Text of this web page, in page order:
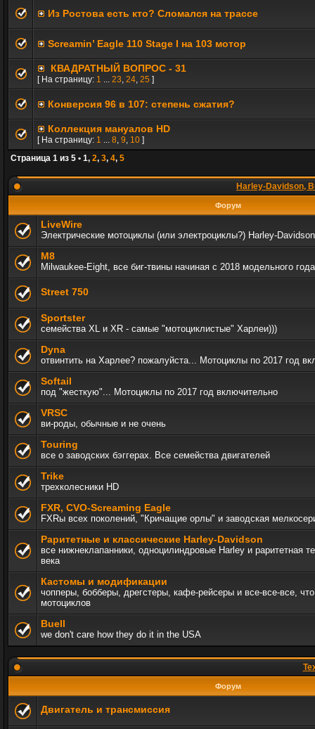
Из Ростова есть кто? Сломался на трассе
Screamin’ Eagle 110 Stage I на 103 мотор
КВАДРАТНЫЙ ВОПРОС - 31
[ На страницу: 1 ... 23, 24, 25 ]
Конверсия 96 в 107: степень сжатия?
Коллекция мануалов HD
[ На страницу: 1 ... 8, 9, 10 ]
Страница 1 из 5 • 1, 2, 3, 4, 5
Harley-Davidson,
Форум
LiveWire
Электрические мотоциклы (или электроциклы?) Harley-Davidson
M8
Milwaukee-Eight, все биг-твины начиная с 2018 модельного
Street 750
Sportster
семейства XL и XR - самые "мотоциклистые" Харлеи)))
Dyna
отвинтить на Харлее? пожалуйста... Мотоциклы по 2017 год
Softail
под "жесткую"... Мотоциклы по 2017 год включительно
VRSC
ви-роды, обычные и не очень
Touring
все о заводских бэггерах. Все семейства двигателей
Trike
трехколесники HD
FXR, СVO-Screaming Eagle
FXRы всех поколений, "Кричащие орлы" и заводская
Раритетные и классические Harley-Davidson
все нижнеклапанники, одноцилиндровые Harley и раритетная
века
Кастомы и модификации
чопперы, бобберы, дрегстеры, кафе-рейсеры и все-все-все,
мотоциклов
Buell
we don't care how they do it in the USA
Форум
Двигатель и трансмиссия